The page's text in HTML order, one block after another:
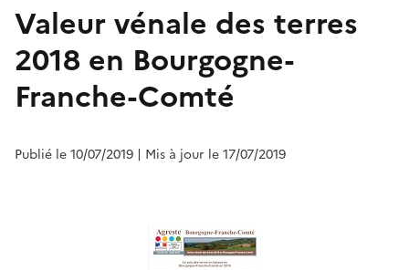
Valeur vénale des terres
2018 en Bourgogne-
Franche-Comté
Publié le 10/07/2019 | Mis à jour le 17/07/2019